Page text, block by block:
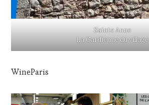
Sainte Anne
La Gardienne du village
WineParis